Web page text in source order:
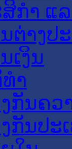
ກຳ ແ
ຕ່າງປ
ເງິນ
າ
ກັນຄວ
ກັນປະ